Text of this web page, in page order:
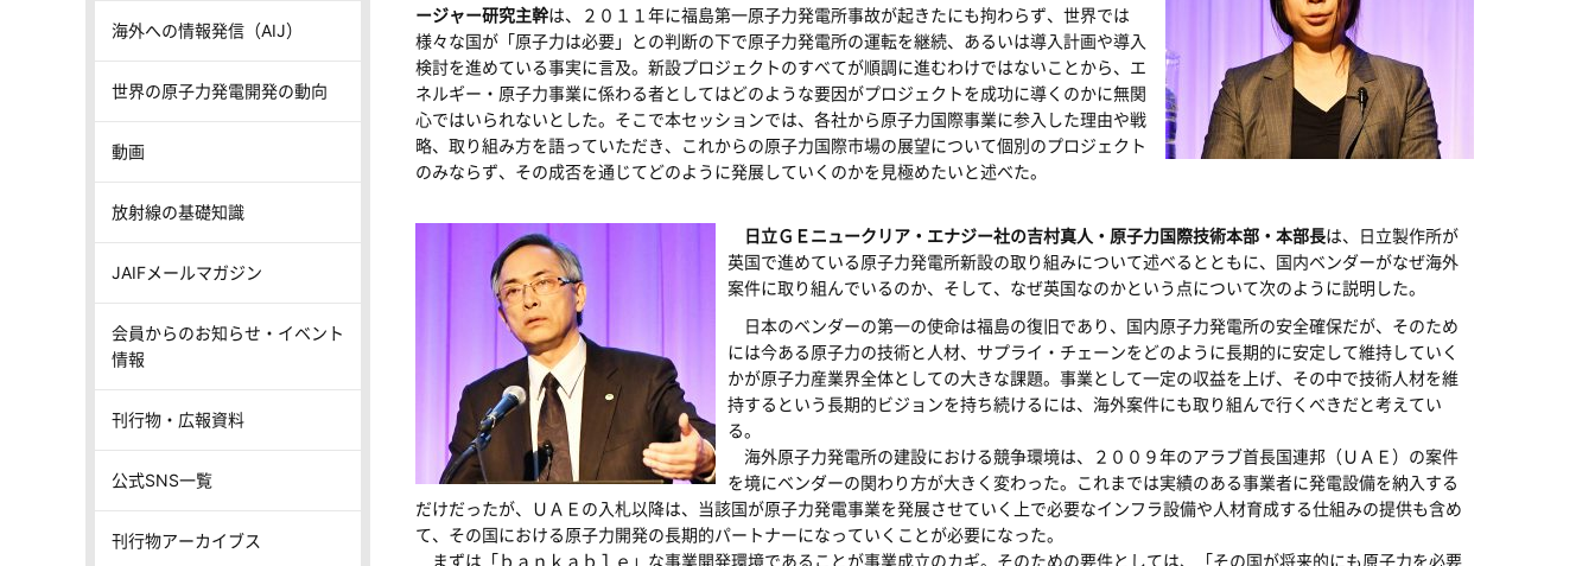
ージャー研究主幹は、２０１１年に福島第一原子力発電所事故が起きたにも拘わらず、世界では
様々な国が「原子力は必要」との判断の下で原子力発電所の運転を継続、あるいは導入計画や導入
検討を進めている事実に言及。新設プロジェクトのすべてが順調に進むわけではないことから、エ
ネルギー・原子力事業に係わる者としてはどのような要因がプロジェクトを成功に導くのかに無関
心ではいられないとした。そこで本セッションでは、各社から原子力国際事業に参入した理由や戦
略、取り組み方を語っていただき、これからの原子力国際市場の展望について個別のプロジェクト
のみならず、その成否を通じてどのように発展していくのかを見極めたいと述べた。
日立ＧＥニュークリア・エナジー社の吉村真人・原子力国際技術本部・本部長は、日立製作所が
英国で進めている原子力発電所新設の取り組みについて述べるとともに、国内ベンダーがなぜ海外
案件に取り組んでいるのか、そして、なぜ英国なのかという点について次のように説明した。
日本のベンダーの第一の使命は福島の復旧であり、国内原子力発電所の安全確保だが、そのため
には今ある原子力の技術と人材、サプライ・チェーンをどのように長期的に安定して維持していく
かが原子力産業界全体としての大きな課題。事業として一定の収益を上げ、その中で技術人材を維
持するという長期的ビジョンを持ち続けるには、海外案件にも取り組んで行くべきだと考えてい
る。
海外原子力発電所の建設における競争環境は、２００９年のアラブ首長国連邦（ＵＡＥ）の案件
を境にベンダーの関わり方が大きく変わった。これまでは実績のある事業者に発電設備を納入する
だけだったが、ＵＡＥの入札以降は、当該国が原子力発電事業を発展させていく上で必要なインフラ設備や人材育成する仕組みの提供も含め
て、その国における原子力開発の長期的パートナーになっていくことが必要になった。
まずは「ｂａｎｋａｂｌｅ」な事業開発環境であることが事業成立のカギ。そのための要件としては、「その国が将来的にも原子力を必要
海外への情報発信（AIJ）
世界の原子力発電開発の動向
動画
放射線の基礎知識
JAIFメールマガジン
会員からのお知らせ・イベント
情報
刊行物・広報資料
公式SNS一覧
刊行物アーカイブス